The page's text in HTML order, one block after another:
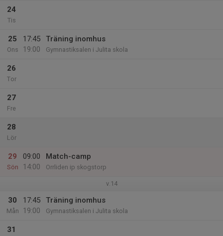
24
Tis
25
Ons
17:45
19:00
Träning inomhus
Gymnastiksalen i Julita skola
26
Tor
27
Fre
28
Lör
29
Sön
09:00
14:00
Match-camp
Orrliden ip skogstorp
v.14
30
Mån
17:45
19:00
Träning inomhus
Gymnastiksalen i Julita skola
31